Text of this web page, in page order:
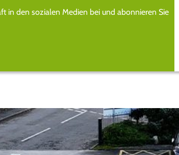
in den sozialen Medien bei und abonnieren Sie